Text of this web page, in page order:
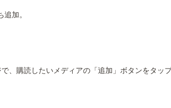
追加。
、購読したいメディアの「追加」ボタンをタッ